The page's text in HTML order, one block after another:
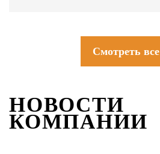
Смотреть все
НОВОСТИ
КОМПАНИИ